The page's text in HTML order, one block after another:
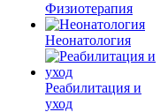
Физиотерапия
Неонатология
Реабилитация и
уход